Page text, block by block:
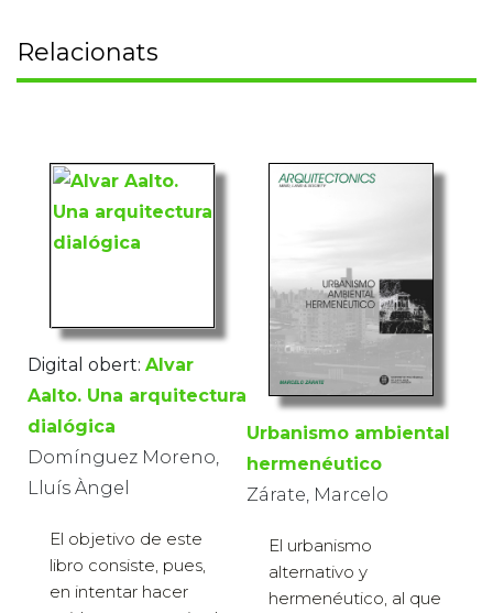
Relacionats
Digital obert: Alvar
Aalto. Una arquitectura
dialógica
Domínguez Moreno,
Lluís Àngel
El objetivo de este
libro consiste, pues,
en intentar hacer
Urbanismo ambiental
hermenéutico
Zárate, Marcelo
El urbanismo
alternativo y
hermenéutico, al que